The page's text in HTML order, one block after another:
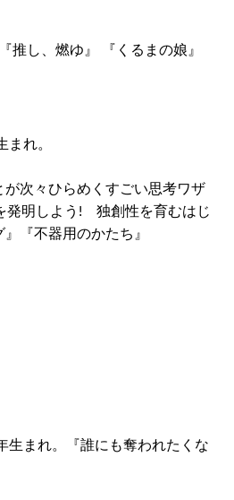
推し、燃ゆ』 『くるまの娘』
まれ。
が次々ひらめくすごい思考ワザ
発明しよう! 独創性を育むはじ
『不器用のかたち』
生まれ。『誰にも奪われたくな